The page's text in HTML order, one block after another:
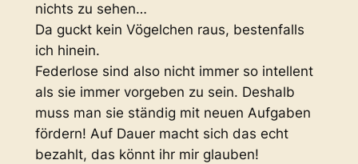
nichts zu sehen…
Da guckt kein Vögelchen raus, bestenfalls
ich hinein.
Federlose sind also nicht immer so intellent
als sie immer vorgeben zu sein. Deshalb
muss man sie ständig mit neuen Aufgaben
fördern! Auf Dauer macht sich das echt
bezahlt, das könnt ihr mir glauben!